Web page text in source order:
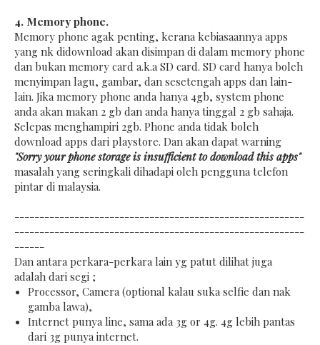
4. Memory phone.
Memory phone agak penting, kerana kebiasaannya apps
yang nk didownload akan disimpan di dalam memory phone
dan bukan memory card a.k.a SD card. SD card hanya boleh
menyimpan lagu, gambar, dan sesetengah apps dan lain-
lain. Jika memory phone anda hanya 4gb, system phone
anda akan makan 2 gb dan anda hanya tinggal 2 gb sahaja.
Selepas menghampiri 2gb. Phone anda tidak boleh
download apps dari playstore. Dan akan dapat warning
"Sorry your phone storage is insufficient to download this apps"
masalah yang seringkali dihadapi oleh pengguna telefon
pintar di malaysia.
----------------------------------------------------------
----------------------------------------------------------
------
Dan antara perkara-perkara lain yg patut dilihat juga
adalah dari segi ;
Processor, Camera (optional kalau suka selfie dan nak
gamba lawa),
Internet punya line, sama ada 3g or 4g. 4g lebih pantas
dari 3g punya internet.